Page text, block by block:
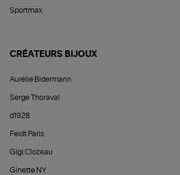
Sportmax
CRÉATEURS BIJOUX
Aurélie Bidermann
Serge Thoraval
d1928
Feidt Paris
Gigi Clozeau
Ginette NY